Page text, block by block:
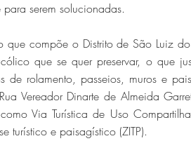
serem solucionadas.
compõe o Distrito de São Luiz do
que se quer preservar, o que
de rolamento, passeios, muros e
Vereador Dinarte de Almeida
Via Turística de Uso
turístico e paisagístico (ZITP).